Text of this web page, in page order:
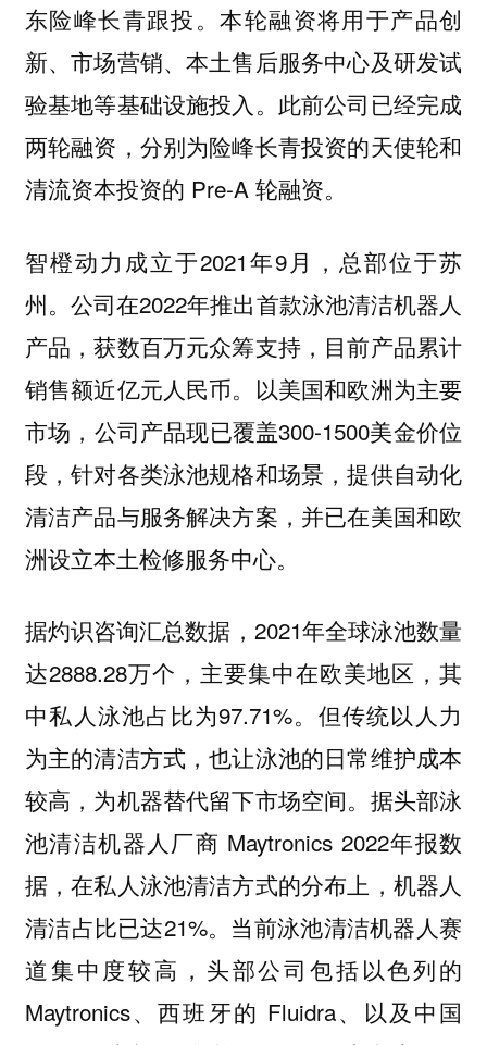
东险峰长青跟投。本轮融资将用于产品创
新、市场营销、本土售后服务中心及研发试
验基地等基础设施投入。此前公司已经完成
两轮融资，分别为险峰长青投资的天使轮和
清流资本投资的 Pre-A 轮融资。
智橙动力成立于2021年9月，总部位于苏
州。公司在2022年推出首款泳池清洁机器人
产品，获数百万元众筹支持，目前产品累计
销售额近亿元人民币。以美国和欧洲为主要
市场，公司产品现已覆盖300-1500美金价位
段，针对各类泳池规格和场景，提供自动化
清洁产品与服务解决方案，并已在美国和欧
洲设立本土检修服务中心。
据灼识咨询汇总数据，2021年全球泳池数量
达2888.28万个，主要集中在欧美地区，其
中私人泳池占比为97.71%。但传统以人力
为主的清洁方式，也让泳池的日常维护成本
较高，为机器替代留下市场空间。据头部泳
池清洁机器人厂商 Maytronics 2022年报数
据，在私人泳池清洁方式的分布上，机器人
清洁占比已达21%。当前泳池清洁机器人赛
道集中度较高，头部公司包括以色列的
Maytronics、西班牙的 Fluidra、以及中国